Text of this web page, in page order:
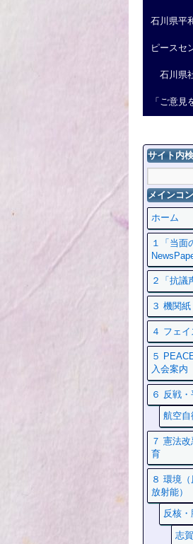
石川県平
ピースセ
石川県
「ご意見
サイト内
メインコ
ホーム
１「当面
２「抗議
３ 機関
４ フェ
５
入会案内
６ 反戦・
航空
７ 憲法
育
８ 環境
放射能）
反核
志